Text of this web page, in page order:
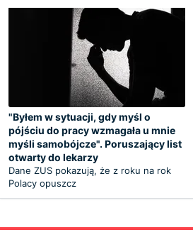
"Byłem w sytuacji, gdy myśl o
pójściu do pracy wzmagała u mnie
myśli samobójcze". Poruszający list
otwarty do lekarzy
Dane ZUS pokazują, że z roku na rok
Polacy opuszcz